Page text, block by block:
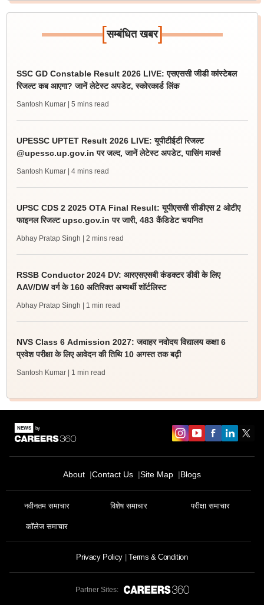
[सम्बंधित खबर]
SSC GD Constable Result 2026 LIVE: एसएससी जीडी कांस्टेबल
रिजल्ट कब आएगा? जानें लेटेस्ट अपडेट, स्कोरकार्ड लिंक
Santosh Kumar | 5 mins read
UPESSC UPTET Result 2026 LIVE: यूपीटीईटी रिजल्ट
@upessc.up.gov.in पर जल्द, जानें लेटेस्ट अपडेट, पासिंग मार्क्स
Santosh Kumar | 4 mins read
UPSC CDS 2 2025 OTA Final Result: यूपीएससी सीडीएस 2 ओटीए
फाइनल रिजल्ट upsc.gov.in पर जारी, 483 कैंडिडेट चयनित
Abhay Pratap Singh | 2 mins read
RSSB Conductor 2024 DV: आरएसएसबी कंडक्टर डीवी के लिए
AAV/DW वर्ग के 160 अतिरिक्त अभ्यर्थी शॉर्टलिस्ट
Abhay Pratap Singh | 1 min read
NVS Class 6 Admission 2027: जवाहर नवोदय विद्यालय कक्षा 6
प्रवेश परीक्षा के लिए आवेदन की तिथि 10 अगस्त तक बढ़ी
Santosh Kumar | 1 min read
About Contact Us Site Map Blogs
नवीनतम समाचार विशेष समाचार परीक्षा समाचार
कॉलेज समाचार
Privacy Policy Terms & Condition
Partner Sites: